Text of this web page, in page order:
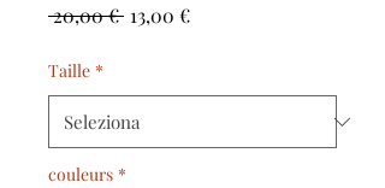
20,00 € Prezzo
13,00 €Prezzo
Taille *
couleurs *